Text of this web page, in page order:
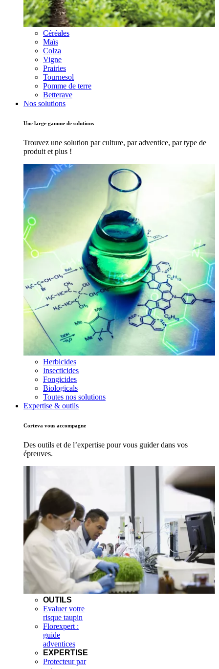
Céréales
Maïs
Colza
Vigne
Prairies
Tournesol
Pomme de terre
Betterave
Nos solutions
Une large gamme de solutions
Trouvez une solution par culture, par adventice, par type de
produit et plus !
Herbicides
Insecticides
Fongicides
Biologicals
Toutes nos solutions
Expertise & outils
Corteva vous accompagne
Des outils et de l’expertise pour vous guider dans vos
épreuves.
OUTILS
Evaluer votre
risque taupin
Florexpert :
guide
adventices
EXPERTISE
Protecteur par